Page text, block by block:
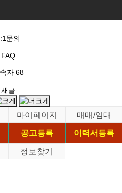
문의
FAQ
자 68
새글
마이페이지
매매/임대
공고등록
이력서등록
정보찾기